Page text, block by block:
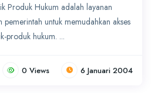
Produk Hukum adalah layanan
untuk memudahkan akses
produk hukum. ...
0 Views 6 Januari 2004